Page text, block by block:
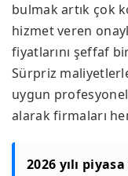
bulmak artık çok
hizmet veren
fiyatlarını şeffaf
Sürpriz
uygun
alarak firmaları
2026 yılı